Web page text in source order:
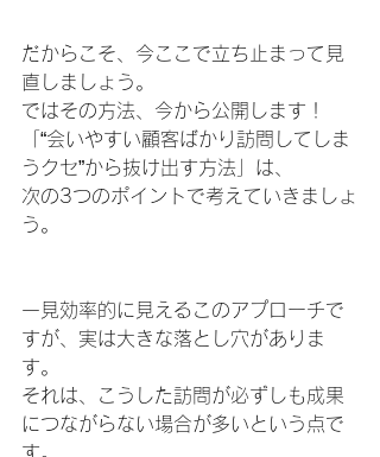
だからこそ、今ここで立ち止まって見
直しましょう。
ではその方法、今から公開します！
「“会いやすい顧客ばかり訪問してしま
うクセ”から抜け出す方法」は、
次の3つのポイントで考えていきましょ
う。
一見効率的に見えるこのアプローチで
すが、実は大きな落とし穴がありま
す。
それは、こうした訪問が必ずしも成果
につながらない場合が多いという点で
す。